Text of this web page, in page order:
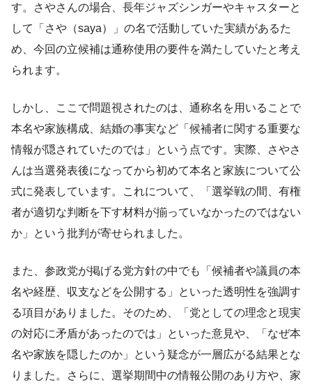
す。さやさんの場合、長年ジャズシンガーやキャスターと
して「さや（saya）」の名で活動していた実績があるた
め、今回の立候補は通称使用の要件を満たしていたと考え
られます。
しかし、ここで問題視されたのは、通称名を用いることで
本名や家族構成、結婚の事実など「候補者に関する重要な
情報が隠されていたのでは」という点です。実際、さやさ
んは当選発表後になってから初めて本名と家族について公
式に発表しています。これについて、「選挙戦の間、有権
者が適切な判断を下す材料が揃っていなかったのではない
か」という批判が寄せられました。
また、参政党が掲げる党方針の中でも「候補者や議員の本
名や経歴、収支などを公開する」といった透明性を強調す
る項目がありました。そのため、「党としての理念と現実
の対応に矛盾があったのでは」といった意見や、「なぜ本
名や家族を隠したのか」という疑念が一層広がる結果とな
りました。さらに、選挙期間中の情報公開のあり方や、家